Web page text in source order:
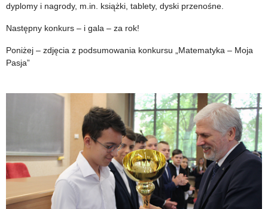
dyplomy i nagrody, m.in. książki, tablety, dyski przenośne.
Następny konkurs – i gala – za rok!
Poniżej – zdjęcia z podsumowania konkursu „Matematyka – Moja
Pasja”